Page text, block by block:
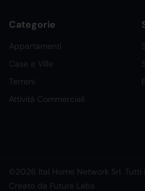
Categorie
Appartamenti
Case e Ville
Terreni
Attività Commerciali
©2026 Ital Home Network Srl. Tutti
Creato da Future Labs